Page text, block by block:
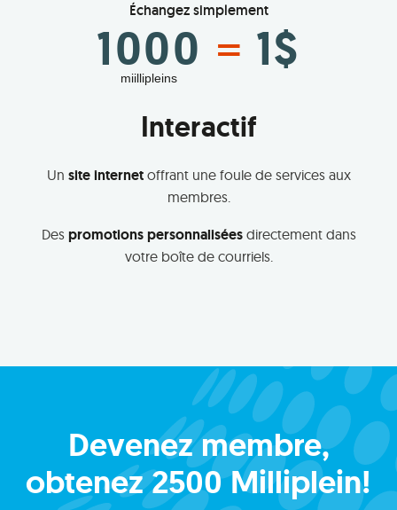
Échangez simplement
1000
miillipleins
= 1$
Interactif
Un site internetoffrant une foule de services aux
membres.
Des promotions personnaliséesdirectement dans
votre boîte de courriels.
Devenez membre,
obtenez 2500 Milliplein!